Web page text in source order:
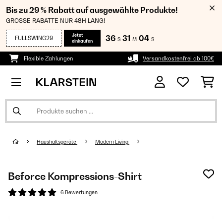
Bis zu 29 % Rabatt auf ausgewählte Produkte!
GROSSE RABATTE NUR 48H LANG!
FULLSWING29
Jetzt
einkaufen
36 S 31 M 04 S
Flexible Zahlungen Versandkostenfrei ab 100€
Haushaltsgeräte Modern Living
Beforce Kompressions-Shirt
6 Bewertungen